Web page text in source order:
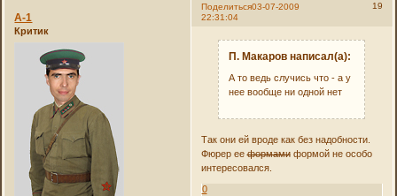
Поделиться 19
03-07-2009
22:31:04
А-1
Критик
П. Макаров написал(а):
А то ведь случись что - а у
нее вообще ни одной нет
Так они ей вроде как без надобности.
Фюрер ееформамиформой не особо
интересовался.
0